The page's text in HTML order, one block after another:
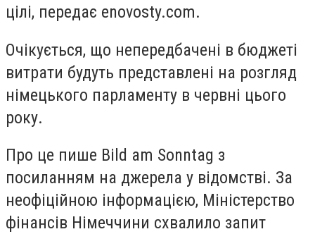
цілі, передає enovosty.com.
Очікується, що непередбачені в бюджеті
витрати будуть представлені на розгляд
німецького парламенту в червні цього
року.
Про це пише Bild am Sonntag з
посиланням на джерела у відомстві. За
неофіційною інформацією, Міністерство
фінансів Німеччини схвалило запит